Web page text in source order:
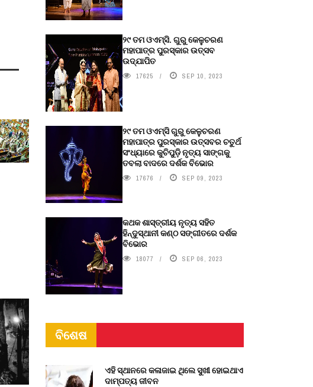
୨୯ ତମ ଓଏମ୍‌ସି. ଗୁରୁ କେଳୁଚରଣ
ମହାପାତ୍ର ପୁରସ୍କାର ଉତ୍ସବ
ଉଦ୍‍ଯାପିତ
17625 SEP 10, 2023
୨୯ ତମ ଓଏମ୍‌ସି ଗୁରୁ କେଳୁଚରଣ
ମହାପାତ୍ର ପୁରସ୍କାର ଉତ୍ସବର ଚତୁର୍ଥ
ସଂଧ୍ୟାରେ କୁଚିପୁଡ଼ି ନୃତ୍ୟ ସାଙ୍ଗକୁ
ତବଲା ବାଦରେ ଦର୍ଶକ ବିଭୋର
17676 SEP 09, 2023
କଥକ ଶାସ୍ତ୍ରୀୟ ନୃତ୍ୟ ସହିତ
ହିନ୍ଦୁସ୍ଥାନୀ କଣ୍ଠ ସଙ୍ଗୀତରେ ଦର୍ଶକ
ବିଭୋର
18077 SEP 06, 2023
ବିଶେଷ
ଏହି ସ୍ଥାନରେ କଳାଜାଇ ଥିଲେ ସୁଖୀ ହୋଇଥାଏ
ଦାମ୍ପତ୍ୟ ଜୀବନ